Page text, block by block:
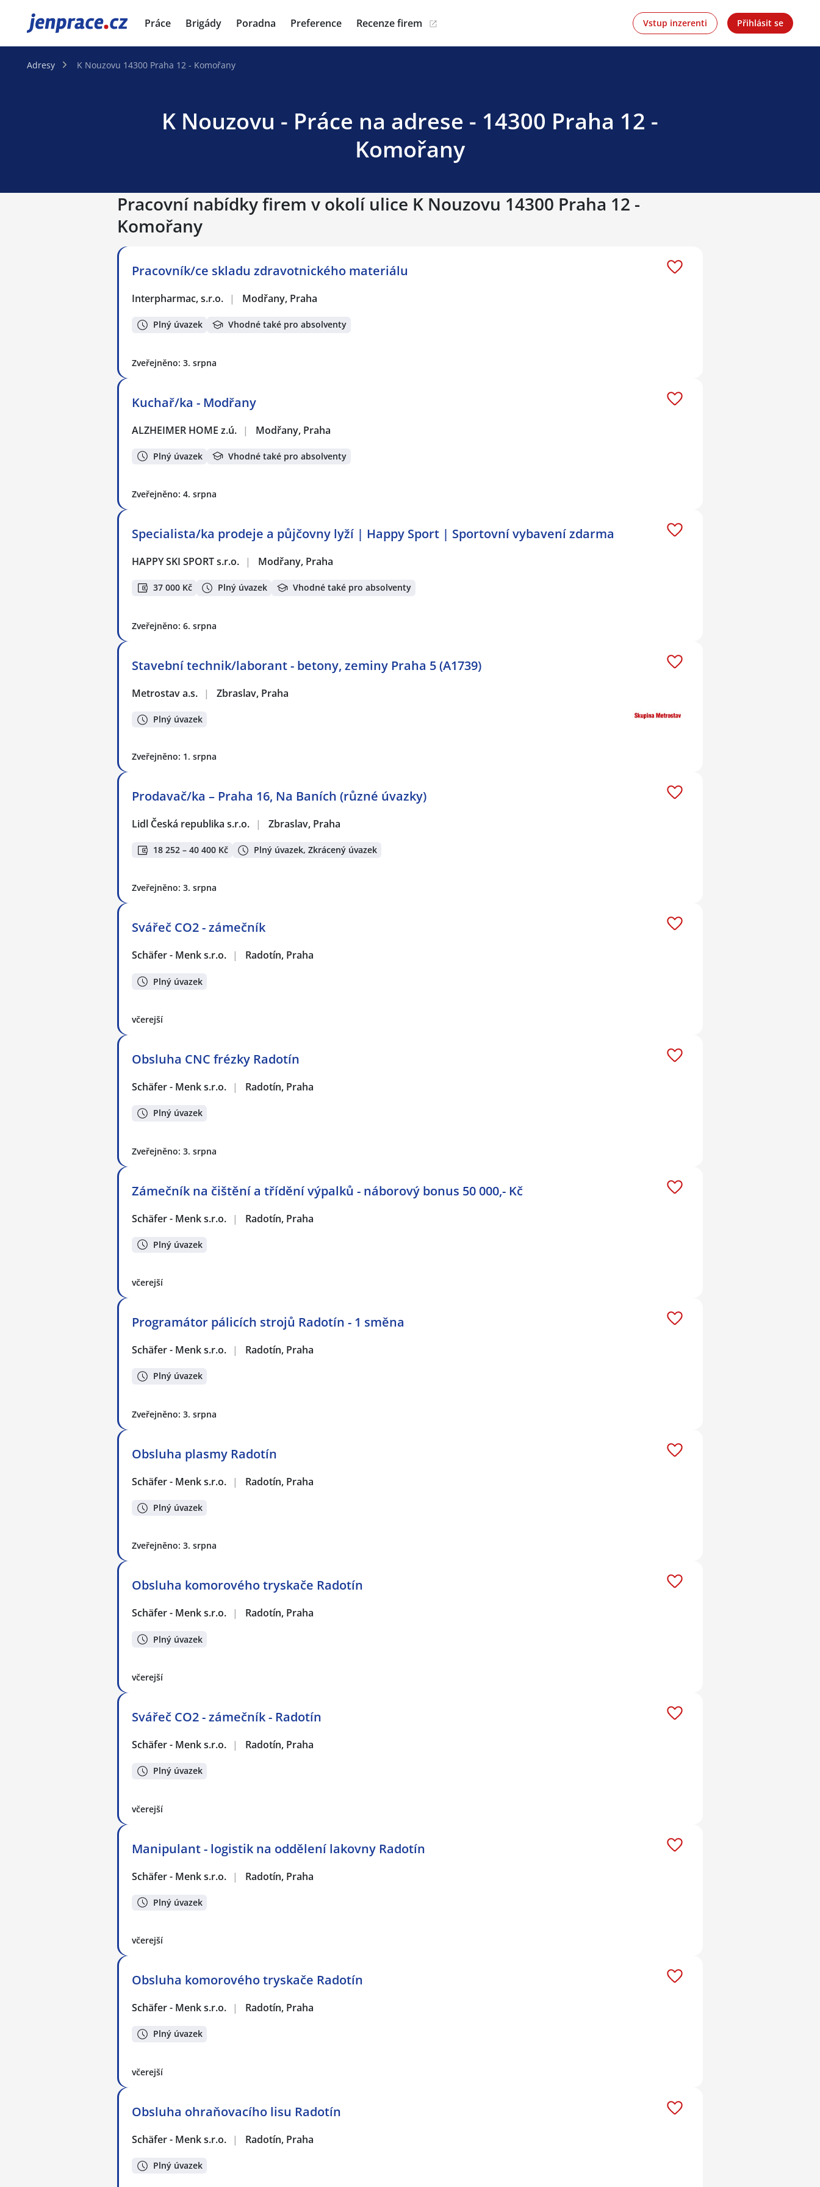
JenPráce.cz Práce Brigády Poradna Preference Recenze firem Vstup inzerenti Přihlásit se
Adresy K Nouzovu 14300 Praha 12 - Komořany
K Nouzovu - Práce na adrese - 14300 Praha 12 -
Komořany
Pracovní nabídky firem v okolí ulice K Nouzovu 14300 Praha 12 -
Komořany
Pracovník/ce skladu zdravotnického materiálu
Interpharmac, s.r.o. | Modřany, Praha
Plný úvazek Vhodné také pro absolventy
Zveřejněno: 3. srpna
Kuchař/ka - Modřany
ALZHEIMER HOME z.ú. | Modřany, Praha
Plný úvazek Vhodné také pro absolventy
Zveřejněno: 4. srpna
Specialista/ka prodeje a půjčovny lyží | Happy Sport | Sportovní vybavení zdarma
HAPPY SKI SPORT s.r.o. | Modřany, Praha
37 000 Kč Plný úvazek Vhodné také pro absolventy
Zveřejněno: 6. srpna
Stavební technik/laborant - betony, zeminy Praha 5 (A1739)
Metrostav a.s. | Zbraslav, Praha
Plný úvazek
Zveřejněno: 1. srpna
Prodavač/ka – Praha 16, Na Baních (různé úvazky)
Lidl Česká republika s.r.o. | Zbraslav, Praha
18 252 – 40 400 Kč Plný úvazek, Zkrácený úvazek
Zveřejněno: 3. srpna
Svářeč CO2 - zámečník
Schäfer - Menk s.r.o. | Radotín, Praha
Plný úvazek
včerejší
Obsluha CNC frézky Radotín
Schäfer - Menk s.r.o. | Radotín, Praha
Plný úvazek
Zveřejněno: 3. srpna
Zámečník na čištění a třídění výpalků - náborový bonus 50 000,- Kč
Schäfer - Menk s.r.o. | Radotín, Praha
Plný úvazek
včerejší
Programátor pálicích strojů Radotín - 1 směna
Schäfer - Menk s.r.o. | Radotín, Praha
Plný úvazek
Zveřejněno: 3. srpna
Obsluha plasmy Radotín
Schäfer - Menk s.r.o. | Radotín, Praha
Plný úvazek
Zveřejněno: 3. srpna
Obsluha komorového tryskače Radotín
Schäfer - Menk s.r.o. | Radotín, Praha
Plný úvazek
včerejší
Svářeč CO2 - zámečník - Radotín
Schäfer - Menk s.r.o. | Radotín, Praha
Plný úvazek
včerejší
Manipulant - logistik na oddělení lakovny Radotín
Schäfer - Menk s.r.o. | Radotín, Praha
Plný úvazek
včerejší
Obsluha komorového tryskače Radotín
Schäfer - Menk s.r.o. | Radotín, Praha
Plný úvazek
včerejší
Obsluha ohraňovacího lisu Radotín
Schäfer - Menk s.r.o. | Radotín, Praha
Plný úvazek